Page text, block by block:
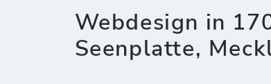
Webdesign in
Seenplatte,